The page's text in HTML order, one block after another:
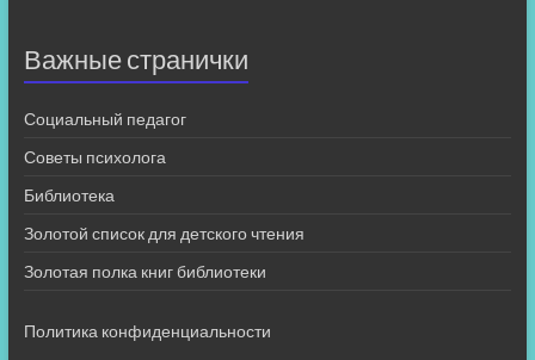
Важные странички
Социальный педагог
Советы психолога
Библиотека
Золотой список для детского чтения
Золотая полка книг библиотеки
Политика конфиденциальности